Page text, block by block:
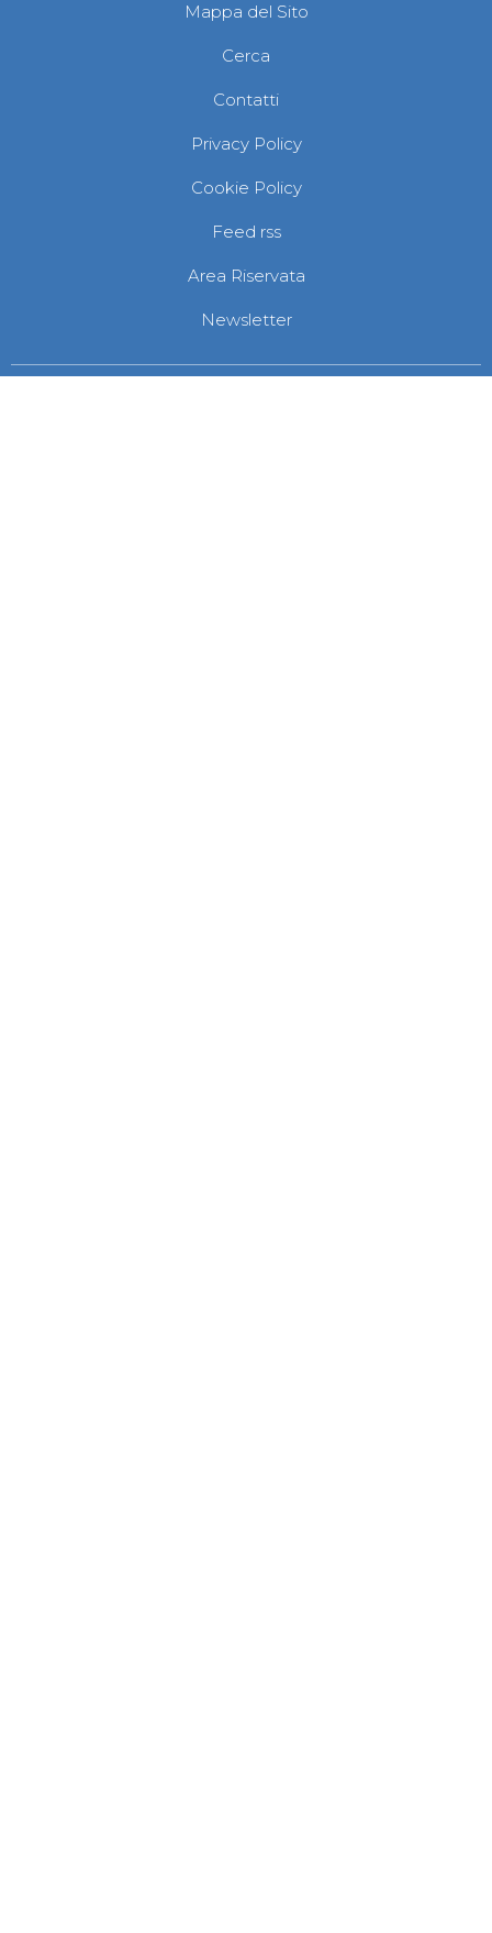
Mappa del Sito
Cerca
Contatti
Privacy Policy
Cookie Policy
Feed rss
Area Riservata
Newsletter